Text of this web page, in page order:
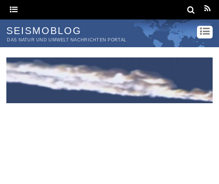
SEISMOBLOG
DAS NATUR UND UMWELT NACHRICHTEN PORTAL